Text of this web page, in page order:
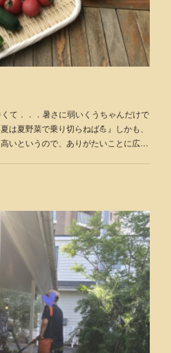
て．．．暑さに弱いくうちゃんだけで
は夏野菜で乗り切らねば💪』しかも、
いというので、ありがたいことに広…